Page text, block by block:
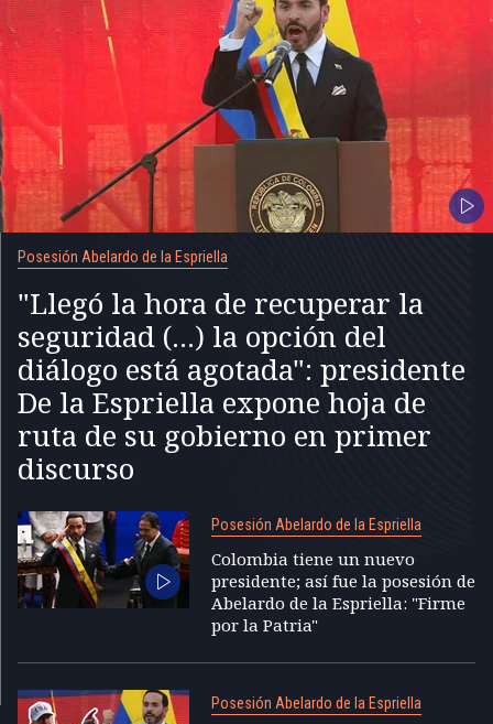
Posesión Abelardo de la Espriella
"Llegó la hora de recuperar la
seguridad (...) la opción del
diálogo está agotada": presidente
De la Espriella expone hoja de
ruta de su gobierno en primer
discurso
Posesión Abelardo de la Espriella
Colombia tiene un nuevo
presidente; así fue la posesión de
Abelardo de la Espriella: "Firme
por la Patria"
Posesión Abelardo de la Espriella